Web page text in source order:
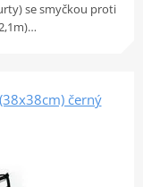
se smyčkou proti
černý